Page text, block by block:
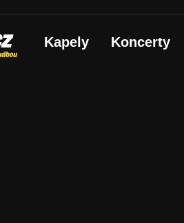
Kapely Koncerty